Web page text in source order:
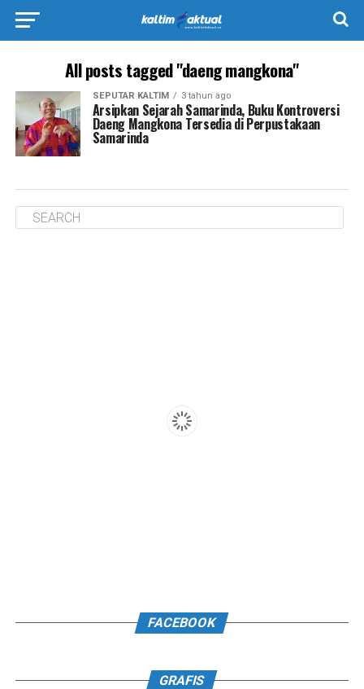
All posts tagged "daeng mangkona"
SEPUTAR KALTIM 3 tahun ago
Arsipkan Sejarah Samarinda, Buku Kontroversi
Daeng Mangkona Tersedia di Perpustakaan
Samarinda
FACEBOOK
GRAFIS